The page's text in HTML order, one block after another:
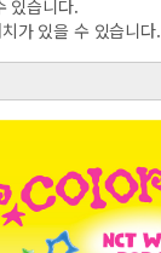
있습니다.
가 있을 수 있습니다.